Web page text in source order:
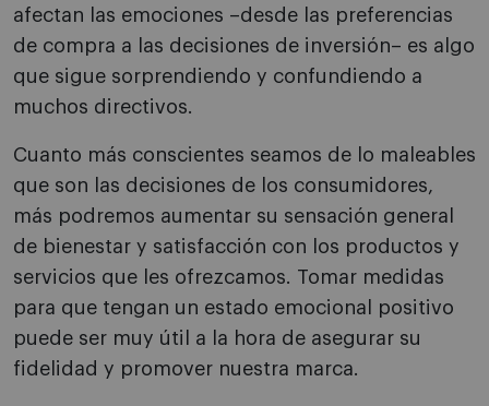
afectan las emociones –desde las preferencias
de compra a las decisiones de inversión– es algo
que sigue sorprendiendo y confundiendo a
muchos directivos.
Cuanto más conscientes seamos de lo maleables
que son las decisiones de los consumidores,
más podremos aumentar su sensación general
de bienestar y satisfacción con los productos y
servicios que les ofrezcamos. Tomar medidas
para que tengan un estado emocional positivo
puede ser muy útil a la hora de asegurar su
fidelidad y promover nuestra marca.